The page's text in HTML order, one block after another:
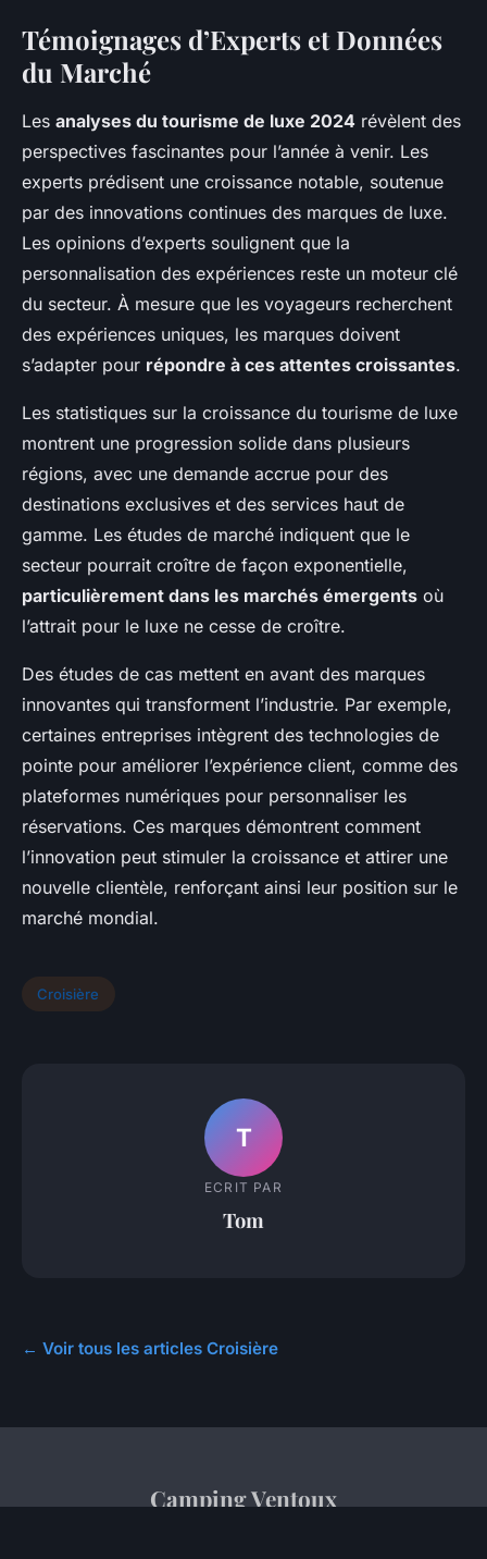
Témoignages d’Experts et Données
du Marché
Les analyses du tourisme de luxe 2024 révèlent des
perspectives fascinantes pour l’année à venir. Les
experts prédisent une croissance notable, soutenue
par des innovations continues des marques de luxe.
Les opinions d’experts soulignent que la
personnalisation des expériences reste un moteur clé
du secteur. À mesure que les voyageurs recherchent
des expériences uniques, les marques doivent
s’adapter pour répondre à ces attentes croissantes.
Les statistiques sur la croissance du tourisme de luxe
montrent une progression solide dans plusieurs
régions, avec une demande accrue pour des
destinations exclusives et des services haut de
gamme. Les études de marché indiquent que le
secteur pourrait croître de façon exponentielle,
particulièrement dans les marchés émergents où
l’attrait pour le luxe ne cesse de croître.
Des études de cas mettent en avant des marques
innovantes qui transforment l’industrie. Par exemple,
certaines entreprises intègrent des technologies de
pointe pour améliorer l’expérience client, comme des
plateformes numériques pour personnaliser les
réservations. Ces marques démontrent comment
l’innovation peut stimuler la croissance et attirer une
nouvelle clientèle, renforçant ainsi leur position sur le
marché mondial.
Croisière
T
ECRIT PAR
Tom
← Voir tous les articles Croisière
Camping Ventoux